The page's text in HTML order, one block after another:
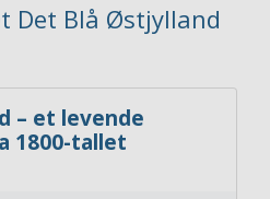
Det Blå Østjylland
– et levende
1800-tallet